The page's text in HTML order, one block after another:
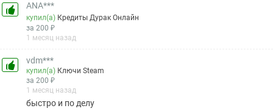
ANA***
купил(а) Кредиты Дурак Онлайн
за 200 ₽
1 месяц назад
vdm***
купил(а) Ключи Steam
за 200 ₽
1 месяц назад
быстро и по делу